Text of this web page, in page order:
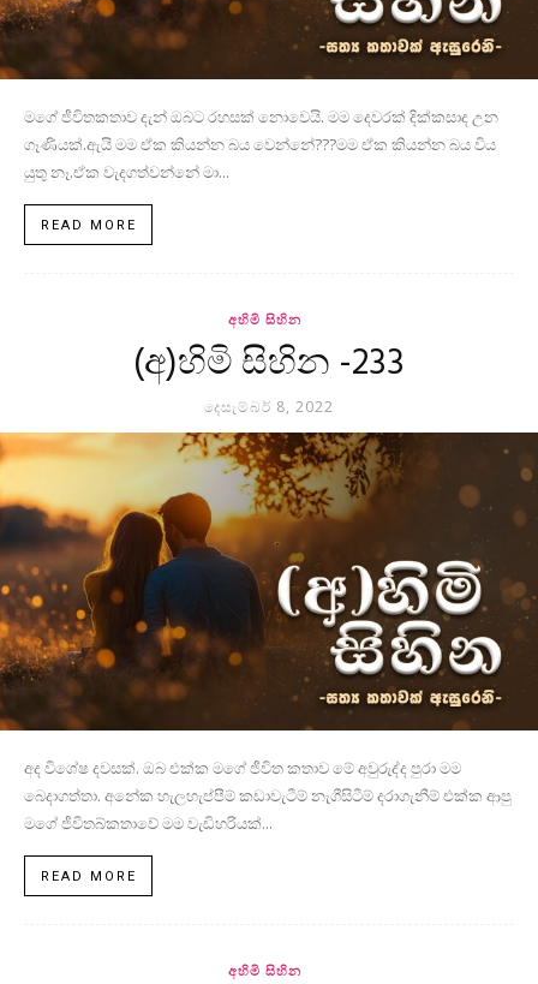
මගේ ජීවිතකතාව දැන් ඔබට රහසක් නොවෙයි. මම දෙවරක් දික්කසාද උන
ගෑණියක්.ඇයි මම ඒක කියන්න බය වෙන්නේ???මම ඒක කියන්න බය විය
යුතු නෑ.ඒක වැදගත්වන්නේ මා...
READ MORE
අහිමි සිහින
(අ)හිමි සිහින -233
දෙසැම්බර් 8, 2022
අද විශේෂ දවසක්. ඔබ එක්ක මගේ ජීවිත කතාව මේ අවුරුද්ද පුරා මම
බෙදාගත්තා. අනේක හැලහැප්පීම් කඩාවැටීම් නැගීසිටීම් දරාගැනීම් එක්ක ආපු
මගේ ජීවිතබ්කතාවේ මම වැඩිහරියක්...
READ MORE
අහිමි සිහින